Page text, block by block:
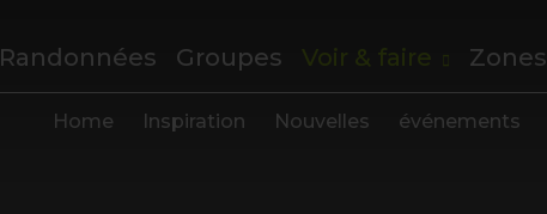
Randonnées Groupes Voir & faire Zones
Home Inspiration Nouvelles événements